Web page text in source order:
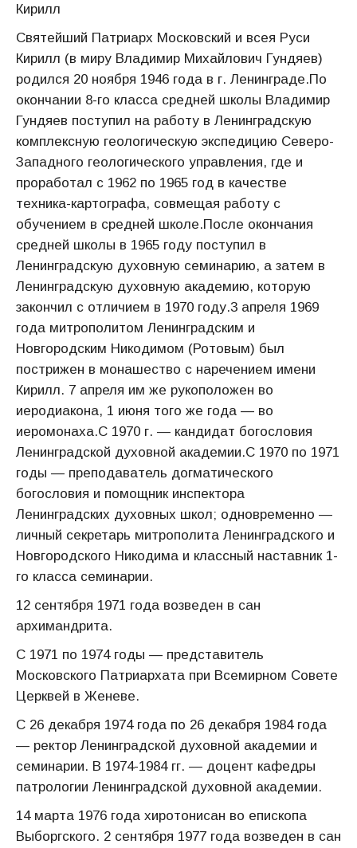
Кирилл
Святейший Патриарх Московский и всея Руси
Кирилл (в миру Владимир Михайлович Гундяев)
родился 20 ноября 1946 года в г. Ленинграде.По
окончании 8-го класса средней школы Владимир
Гундяев поступил на работу в Ленинградскую
комплексную геологическую экспедицию Северо-
Западного геологического управления, где и
проработал с 1962 по 1965 год в качестве
техника-картографа, совмещая работу с
обучением в средней школе.После окончания
средней школы в 1965 году поступил в
Ленинградскую духовную семинарию, а затем в
Ленинградскую духовную академию, которую
закончил с отличием в 1970 году.3 апреля 1969
года митрополитом Ленинградским и
Новгородским Никодимом (Ротовым) был
пострижен в монашество с наречением имени
Кирилл. 7 апреля им же рукоположен во
иеродиакона, 1 июня того же года — во
иеромонаха.С 1970 г. — кандидат богословия
Ленинградской духовной академии.С 1970 по 1971
годы — преподаватель догматического
богословия и помощник инспектора
Ленинградских духовных школ; одновременно —
личный секретарь митрополита Ленинградского и
Новгородского Никодима и классный наставник 1-
го класса семинарии.
12 сентября 1971 года возведен в сан
архимандрита.
С 1971 по 1974 годы — представитель
Московского Патриархата при Всемирном Совете
Церквей в Женеве.
С 26 декабря 1974 года по 26 декабря 1984 года
— ректор Ленинградской духовной академии и
семинарии. В 1974-1984 гг. — доцент кафедры
патрологии Ленинградской духовной академии.
14 марта 1976 года хиротонисан во епископа
Выборгского. 2 сентября 1977 года возведен в сан